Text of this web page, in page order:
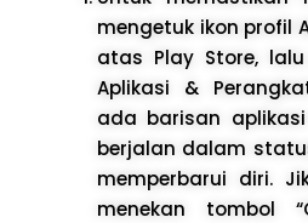
mengetuk ikon profil
atas Play Store,
Aplikasi &
ada barisan
berjalan dalam
memperbarui diri.
menekan tombol